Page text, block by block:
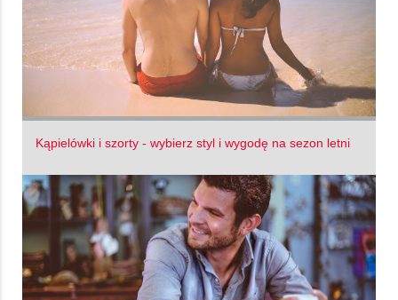
Kąpielówki i szorty - wybierz styl i wygodę na sezon letni